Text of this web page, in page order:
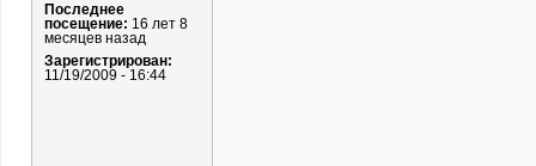
Последнее
посещение: 16 лет 8
месяцев назад
Зарегистрирован:
11/19/2009 - 16:44